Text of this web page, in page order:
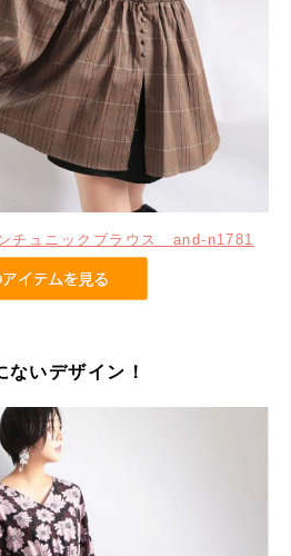
チュニックブラウス and-n1781
ないデザイン！